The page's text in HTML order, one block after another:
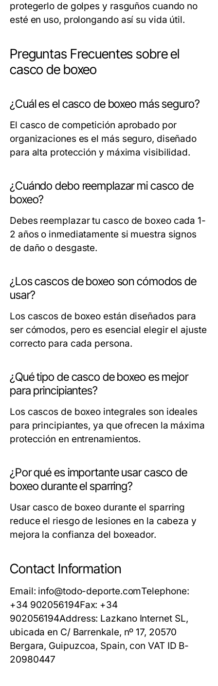
protegerlo de golpes y rasguños cuando no
esté en uso, prolongando así su vida útil.
Preguntas Frecuentes sobre el
casco de boxeo
¿Cuál es el casco de boxeo más seguro?
El casco de competición aprobado por
organizaciones es el más seguro, diseñado
para alta protección y máxima visibilidad.
¿Cuándo debo reemplazar mi casco de
boxeo?
Debes reemplazar tu casco de boxeo cada 1-
2 años o inmediatamente si muestra signos
de daño o desgaste.
¿Los cascos de boxeo son cómodos de
usar?
Los cascos de boxeo están diseñados para
ser cómodos, pero es esencial elegir el ajuste
correcto para cada persona.
¿Qué tipo de casco de boxeo es mejor
para principiantes?
Los cascos de boxeo integrales son ideales
para principiantes, ya que ofrecen la máxima
protección en entrenamientos.
¿Por qué es importante usar casco de
boxeo durante el sparring?
Usar casco de boxeo durante el sparring
reduce el riesgo de lesiones en la cabeza y
mejora la confianza del boxeador.
Contact Information
Email: info@todo-deporte.comTelephone:
+34 902056194Fax: +34
902056194Address: Lazkano Internet SL,
ubicada en C/ Barrenkale, nº 17, 20570
Bergara, Guipuzcoa, Spain, con VAT ID B-
20980447